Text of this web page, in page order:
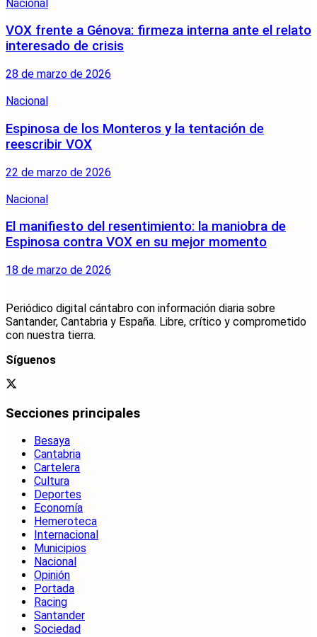
Nacional
VOX frente a Génova: firmeza interna ante el relato
interesado de crisis
28 de marzo de 2026
Nacional
Espinosa de los Monteros y la tentación de
reescribir VOX
22 de marzo de 2026
Nacional
El manifiesto del resentimiento: la maniobra de
Espinosa contra VOX en su mejor momento
18 de marzo de 2026
Periódico digital cántabro con información diaria sobre
Santander, Cantabria y España. Libre, crítico y comprometido
con nuestra tierra.
Síguenos
Secciones principales
Besaya
Cantabria
Cartelera
Cultura
Deportes
Economía
Hemeroteca
Internacional
Municipios
Nacional
Opinión
Portada
Racing
Santander
Sociedad